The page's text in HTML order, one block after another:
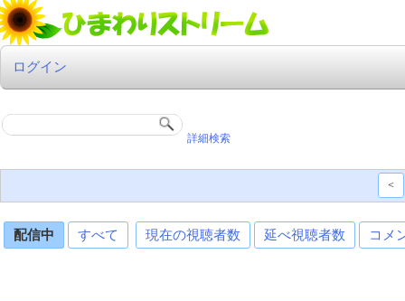
ログイン
詳細検索
<
配信中 すべて 現在の視聴者数 延べ視聴者数 コメ